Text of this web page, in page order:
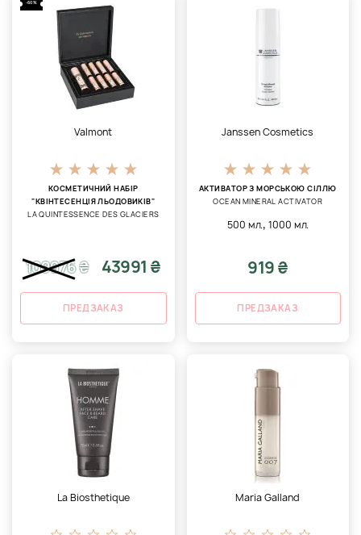
-60%
Valmont
КОСМЕТИЧНИЙ НАБІР
"КВІНТЕСЕНЦІЯ ЛЬОДОВИКІВ"
LA QUINTESSENCE DES GLACIERS
109976₴ 43991 ₴
ПРЕДЗАКАЗ
Janssen Cosmetics
АКТИВАТОР З МОРСЬКОЮ СІЛЛЮ
OCEAN MINERAL ACTIVATOR
500 мл., 1000 мл.
919 ₴
ПРЕДЗАКАЗ
La Biosthetique Maria Galland